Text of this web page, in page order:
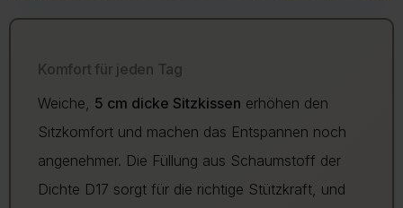
Komfort für jeden Tag
Weiche, 5 cm dicke Sitzkissen erhöhen den
Sitzkomfort und machen das Entspannen noch
angenehmer. Die Füllung aus Schaumstoff der
Dichte D17 sorgt für die richtige Stützkraft, und